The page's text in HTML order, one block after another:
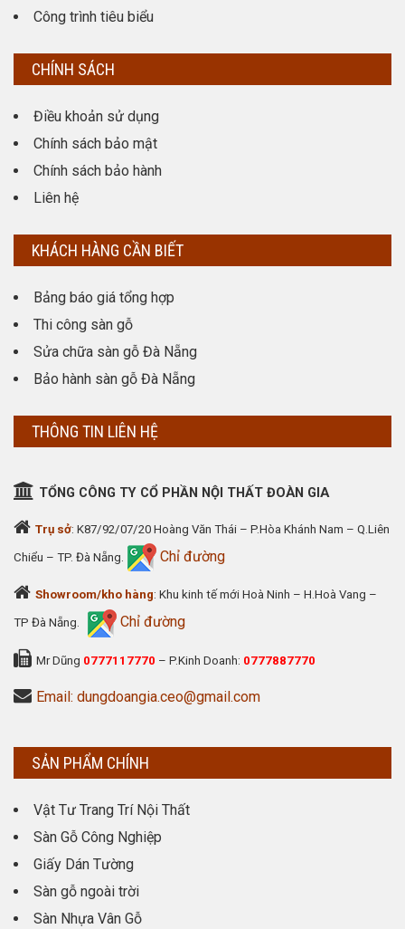
Công trình tiêu biểu
CHÍNH SÁCH
Điều khoản sử dụng
Chính sách bảo mật
Chính sách bảo hành
Liên hệ
KHÁCH HÀNG CẦN BIẾT
Bảng báo giá tổng hợp
Thi công sàn gỗ
Sửa chữa sàn gỗ Đà Nẵng
Bảo hành sàn gỗ Đà Nẵng
THÔNG TIN LIÊN HỆ
TỔNG CÔNG TY CỔ PHẦN NỘI THẤT ĐOÀN GIA
Trụ sở: K87/92/07/20 Hoàng Văn Thái – P.Hòa Khánh Nam – Q.Liên
Chiểu – TP. Đà Nẵng. Chỉ đường
Showroom/kho hàng: Khu kinh tế mới Hoà Ninh – H.Hoà Vang –
TP Đà Nẵng. Chỉ đường
Mr Dũng 0777117770 – P.Kinh Doanh: 0777887770
Email: dungdoangia.ceo@gmail.com
SẢN PHẨM CHÍNH
Vật Tư Trang Trí Nội Thất
Sàn Gỗ Công Nghiệp
Giấy Dán Tường
Sàn gỗ ngoài trời
Sàn Nhựa Vân Gỗ